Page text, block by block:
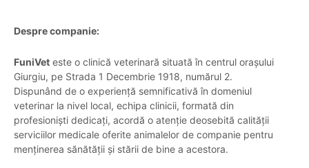
Despre companie:
FuniVet este o clinică veterinară situată în centrul orașului
Giurgiu, pe Strada 1 Decembrie 1918, numărul 2.
Dispunând de o experiență semnificativă în domeniul
veterinar la nivel local, echipa clinicii, formată din
profesioniști dedicați, acordă o atenție deosebită calității
serviciilor medicale oferite animalelor de companie pentru
menținerea sănătății și stării de bine a acestora.